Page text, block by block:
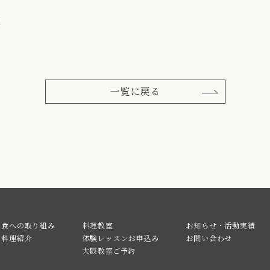
一覧に戻る
食への取り組み
料理紹介
料理教室
体験レッスンお申込み
大阪教室ご予約
お知らせ・活動実績
お問い合わせ